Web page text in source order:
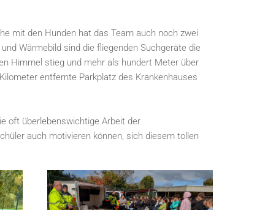
mit den Hunden hat das Team auch noch zwei
Wärmebild sind die fliegenden Suchgeräte die
Himmel stieg und mehr als hundert Meter über
entfernte Parkplatz des Krankenhauses
oft überlebenswichtige Arbeit der
auch motivieren können, sich diesem tollen